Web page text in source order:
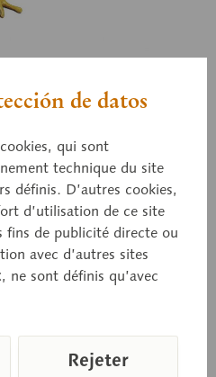
en SOMSO PLAST®.
de datos
qui sont
technique du site
définis. D’autres cookies,
d’utilisation de ce site
fins de publicité directe ou
avec d’autres sites
ne sont définis qu’avec
Rejeter